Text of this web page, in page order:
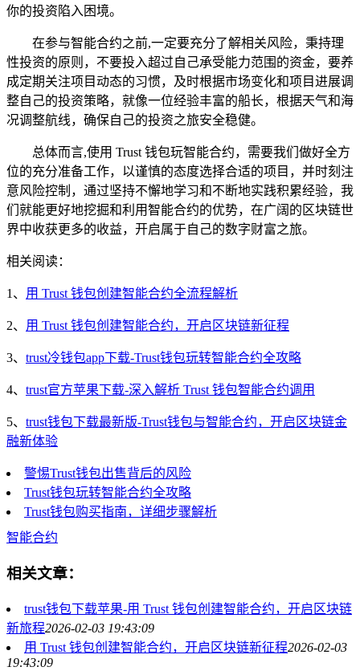
你的投资陷入困境。
在参与智能合约之前,一定要充分了解相关风险，秉持理
性投资的原则，不要投入超过自己承受能力范围的资金，要养
成定期关注项目动态的习惯，及时根据市场变化和项目进展调
整自己的投资策略，就像一位经验丰富的船长，根据天气和海
况调整航线，确保自己的投资之旅安全稳健。
总体而言,使用 Trust 钱包玩智能合约，需要我们做好全方
位的充分准备工作，以谨慎的态度选择合适的项目，并时刻注
意风险控制，通过坚持不懈地学习和不断地实践积累经验，我
们就能更好地挖掘和利用智能合约的优势，在广阔的区块链世
界中收获更多的收益，开启属于自己的数字财富之旅。
相关阅读：
1、 用 Trust 钱包创建智能合约全流程解析
2、 用 Trust 钱包创建智能合约，开启区块链新征程
3、 trust冷钱包app下载-Trust钱包玩转智能合约全攻略
4、 trust官方苹果下载-深入解析 Trust 钱包智能合约调用
5、 trust钱包下载最新版-Trust钱包与智能合约，开启区块链金
融新体验
警惕Trust钱包出售背后的风险
Trust钱包玩转智能合约全攻略
Trust钱包购买指南，详细步骤解析
智能合约
相关文章：
trust钱包下载苹果-用 Trust 钱包创建智能合约，开启区块链
新旅程2026-02-03 19:43:09
用 Trust 钱包创建智能合约，开启区块链新征程2026-02-03
19:43:09